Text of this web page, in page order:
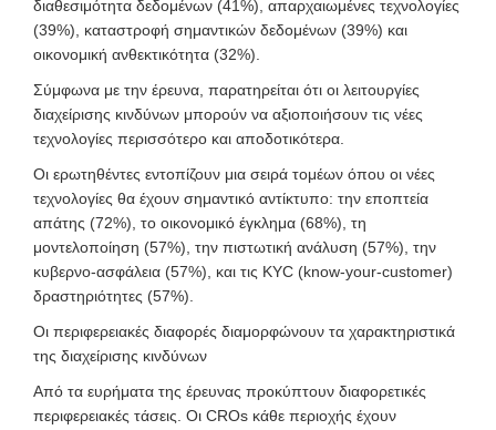
διαθεσιμότητα δεδομένων (41%), απαρχαιωμένες τεχνολογίες
(39%), καταστροφή σημαντικών δεδομένων (39%) και
οικονομική ανθεκτικότητα (32%).
Σύμφωνα με την έρευνα, παρατηρείται ότι οι λειτουργίες
διαχείρισης κινδύνων μπορούν να αξιοποιήσουν τις νέες
τεχνολογίες περισσότερο και αποδοτικότερα.
Οι ερωτηθέντες εντοπίζουν μια σειρά τομέων όπου οι νέες
τεχνολογίες θα έχουν σημαντικό αντίκτυπο: την εποπτεία
απάτης (72%), το οικονομικό έγκλημα (68%), τη
μοντελοποίηση (57%), την πιστωτική ανάλυση (57%), την
κυβερνο-ασφάλεια (57%), και τις KYC (know-your-customer)
δραστηριότητες (57%).
Οι περιφερειακές διαφορές διαμορφώνουν τα χαρακτηριστικά
της διαχείρισης κινδύνων
Από τα ευρήματα της έρευνας προκύπτουν διαφορετικές
περιφερειακές τάσεις. Οι CROs κάθε περιοχής έχουν